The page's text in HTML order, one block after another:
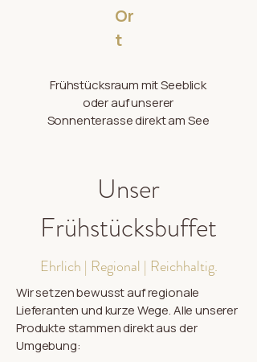
Or
t
Frühstücksraum mit Seeblick
oder auf unserer
Sonnenterasse direkt am See
Unser
Frühstücksbuffet
Ehrlich | Regional | Reichhaltig.
Wir setzen bewusst auf regionale
Lieferanten und kurze Wege. Alle unserer
Produkte stammen direkt aus der
Umgebung: